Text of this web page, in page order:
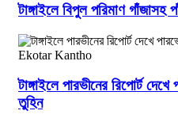
টাঙ্গাইলে বিপুল পরিমাণ
টাঙ্গাইলে পারভীনের রিপোর্ট
তুহিন